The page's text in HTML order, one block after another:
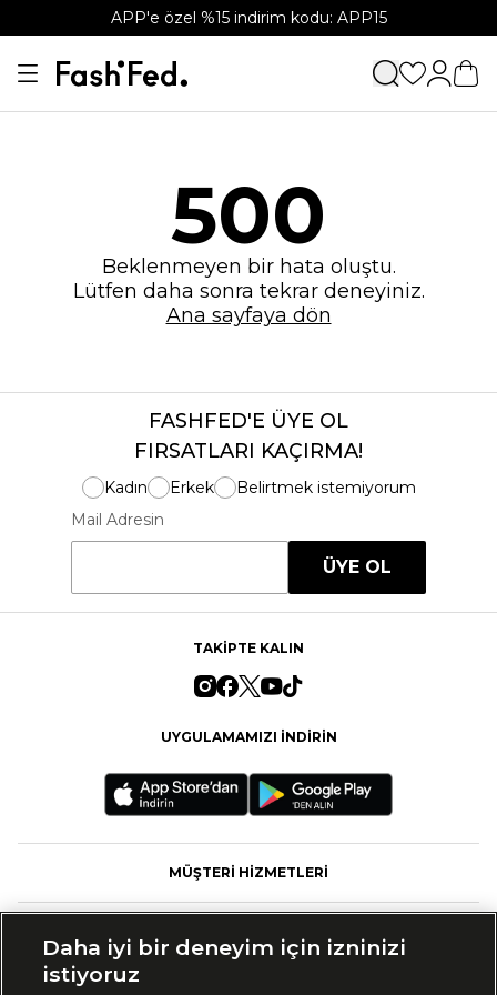
APP'e özel %15 indirim kodu: APP15
500
Beklenmeyen bir hata oluştu.
Lütfen daha sonra tekrar deneyiniz.
Ana sayfaya dön
FASHFED'E ÜYE OL
FIRSATLARI KAÇIRMA!
Kadın Erkek
Belirtmek istemiyorum
Mail Adresin
ÜYE OL
TAKİPTE KALIN
UYGULAMAMIZI İNDİRİN
MÜŞTERİ HİZMETLERİ
Daha iyi bir deneyim için izninizi
istiyoruz